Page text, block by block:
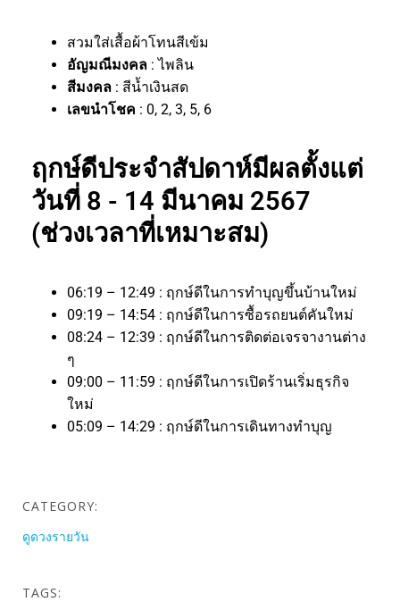
สวมใส่เสื้อผ้าโทนสีเข้ม
อัญมณีมงคล : ไพลิน
สีมงคล : สีน้ำเงินสด
เลขนำโชค : 0, 2, 3, 5, 6
ฤกษ์ดีประจำสัปดาห์มีผลตั้งแต่
วันที่ 8 - 14 มีนาคม 2567
(ช่วงเวลาที่เหมาะสม)
06:19 – 12:49 : ฤกษ์ดีในการทำบุญขึ้นบ้านใหม่
09:19 – 14:54 : ฤกษ์ดีในการซื้อรถยนต์คันใหม่
08:24 – 12:39 : ฤกษ์ดีในการติดต่อเจรจางานต่าง
ๆ
09:00 – 11:59 : ฤกษ์ดีในการเปิดร้านเริ่มธุรกิจ
ใหม่
05:09 – 14:29 : ฤกษ์ดีในการเดินทางทำบุญ
CATEGORY:
ดูดวงรายวัน
TAGS: